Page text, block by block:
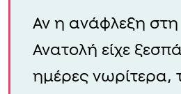
Αν η ανάφλεξη
Ανατολή είχε
ημέρες νωρίτερα,